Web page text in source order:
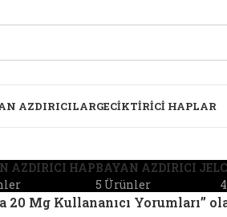
AZDIRICILARGECIKTIRICI HAPLAR
AZDIRICI HAPBAYAN AZDIRICI JEL
5 Ürünler
Mg Kullananıcı Yorumları”